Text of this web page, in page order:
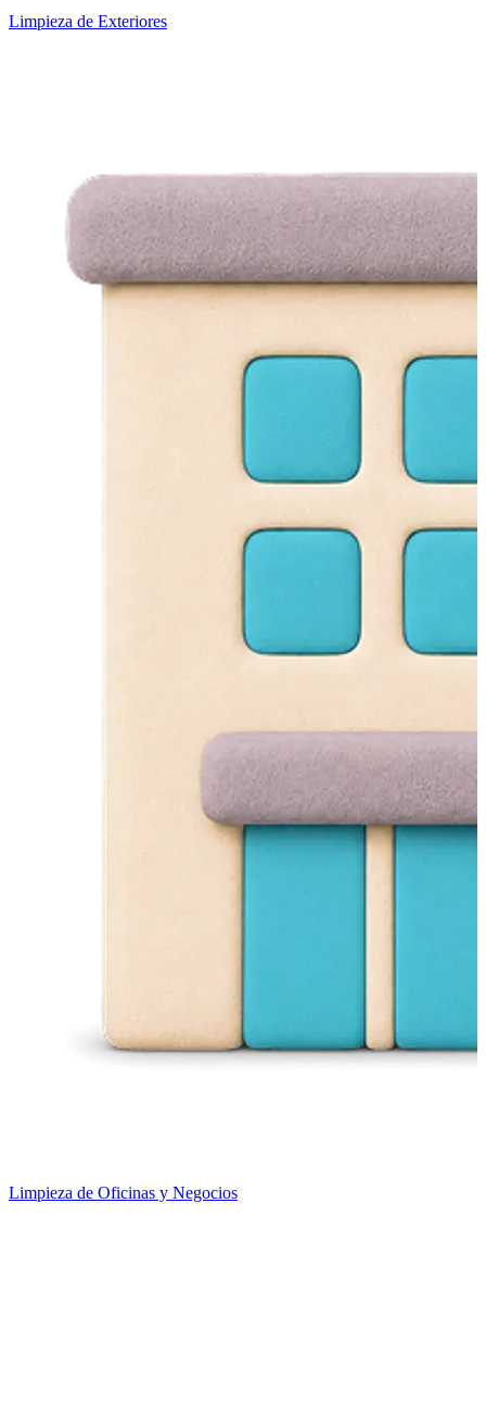
Limpieza de Exteriores
Limpieza de Oficinas y Negocios